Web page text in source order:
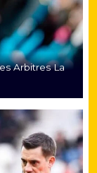
Arbitres La